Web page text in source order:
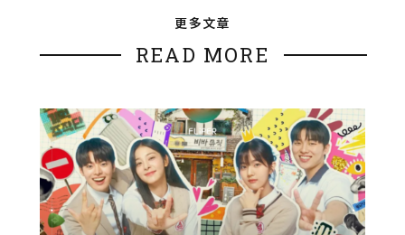
更多文章
READ MORE